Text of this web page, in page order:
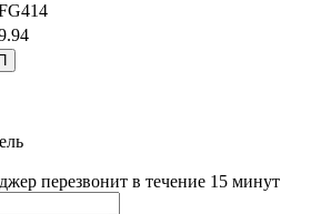
перезвонит в течение 15 минут